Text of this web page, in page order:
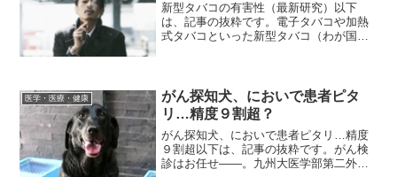
新型タバコの有害性（最新研究）以下
は、記事の抜粋です。電子タバコや加熱
式タバコといった新型タバコ（わが国で
じることがわかってきました...
医学・医療・健康
がん探知犬、においで患者ピタ
リ…精度９割超？
がん探知犬、においで患者ピタリ…精度
９割超以下は、記事の抜粋です。がん検
診はお任せ――。九州大医学部第二外科